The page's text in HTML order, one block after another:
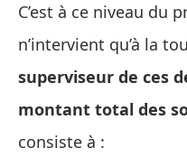
C’est à ce niveau du
n’intervient qu’à la
superviseur de ces
montant total des
consiste à :